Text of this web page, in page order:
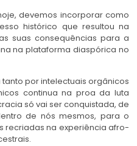
devemos incorporar como
histórico que resultou na
suas consequências para a
na plataforma diaspórica no
por intelectuais orgânicos
continua na proa da luta
só vai ser conquistada, de
de nós mesmos, para o
recriadas na experiência afro-